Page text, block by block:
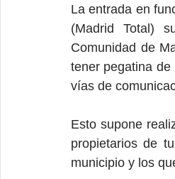
La entrada en
(Madrid Total)
Comunidad de
tener pegatina
vías de
Esto supone
propietarios de
municipio y los